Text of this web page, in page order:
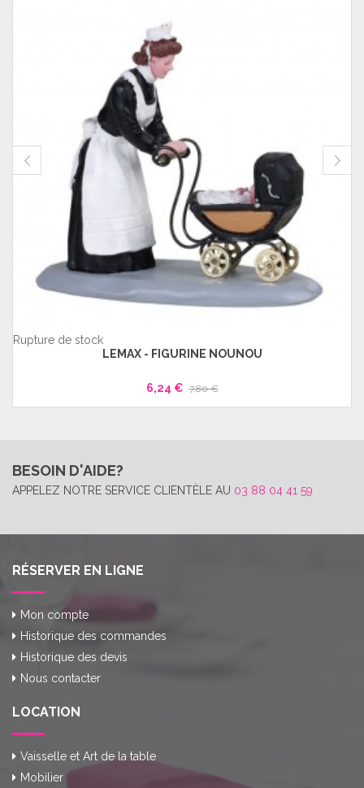
Rupture de stock
LEMAX - FIGURINE NOUNOU
6,24 € 7,80 €
BESOIN D'AIDE?
APPELEZ NOTRE SERVICE CLIENTÈLE AU 03 88 04 41 59
RÉSERVER EN LIGNE
Mon compte
Historique des commandes
Historique des devis
Nous contacter
LOCATION
Vaisselle et Art de la table
Mobilier